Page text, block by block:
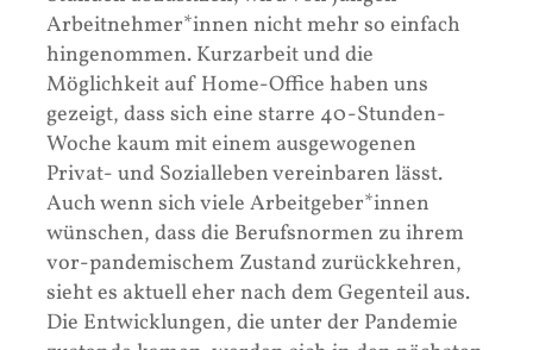
Arbeitnehmer*innen nicht mehr so einfach
hingenommen. Kurzarbeit und die
Möglichkeit auf Home-Office haben uns
gezeigt, dass sich eine starre 40-Stunden-
Woche kaum mit einem ausgewogenen
Privat- und Sozialleben vereinbaren lässt.
Auch wenn sich viele Arbeitgeber*innen
wünschen, dass die Berufsnormen zu ihrem
vor-pandemischem Zustand zurückkehren,
sieht es aktuell eher nach dem Gegenteil aus.
Die Entwicklungen, die unter der Pandemie